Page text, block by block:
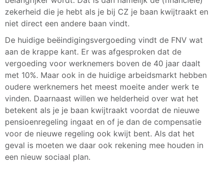
zekerheid die je hebt als je bij CZ je baan kwijtraakt en
niet direct een andere baan vindt.
De huidige beëindigingsvergoeding vindt de FNV wat
aan de krappe kant. Er was afgesproken dat de
vergoeding voor werknemers boven de 40 jaar daalt
met 10%. Maar ook in de huidige arbeidsmarkt hebben
oudere werknemers het meest moeite ander werk te
vinden. Daarnaast willen we helderheid over wat het
betekent als je je baan kwijtraakt voordat de nieuwe
pensioenregeling ingaat en of je dan de compensatie
voor de nieuwe regeling ook kwijt bent. Als dat het
geval is moeten we daar ook rekening mee houden in
een nieuw sociaal plan.